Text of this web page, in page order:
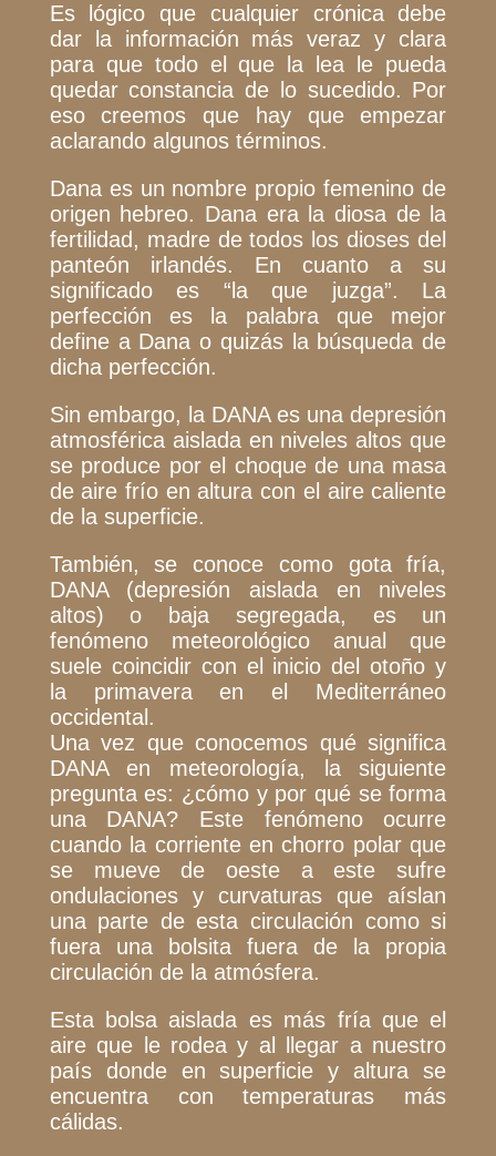
Es lógico que cualquier crónica debe
dar la información más veraz y clara
para que todo el que la lea le pueda
quedar constancia de lo sucedido. Por
eso creemos que hay que empezar
aclarando algunos términos.
Dana es un nombre propio femenino de
origen hebreo. Dana era la diosa de la
fertilidad, madre de todos los dioses del
panteón irlandés. En cuanto a su
significado es “la que juzga”. La
perfección es la palabra que mejor
define a Dana o quizás la búsqueda de
dicha perfección.
Sin embargo, la DANA es una depresión
atmosférica aislada en niveles altos que
se produce por el choque de una masa
de aire frío en altura con el aire caliente
de la superficie.
También, se conoce como gota fría,
DANA (depresión aislada en niveles
altos) o baja segregada, es un
fenómeno meteorológico anual que
suele coincidir con el inicio del otoño y
la primavera en el Mediterráneo
occidental.
Una vez que conocemos qué significa
DANA en meteorología, la siguiente
pregunta es: ¿cómo y por qué se forma
una DANA? Este fenómeno ocurre
cuando la corriente en chorro polar que
se mueve de oeste a este sufre
ondulaciones y curvaturas que aíslan
una parte de esta circulación como si
fuera una bolsita fuera de la propia
circulación de la atmósfera.
Esta bolsa aislada es más fría que el
aire que le rodea y al llegar a nuestro
país donde en superficie y altura se
encuentra con temperaturas más
cálidas.